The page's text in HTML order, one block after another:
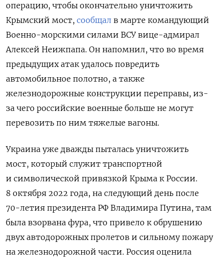
операцию, чтобы окончательно уничтожить
Крымский мост, сообщал в марте командующий
Военно-морскими силами ВСУ вице-адмирал
Алексей Неижпапа. Он напомнил, что во время
предыдущих атак удалось повредить
автомобильное полотно, а также
железнодорожные конструкции переправы, из-
за чего российские военные больше не могут
перевозить по ним тяжелые вагоны.
Украина уже дважды пыталась уничтожить
мост, который служит транспортной
и символической привязкой Крыма к России.
8 октября 2022 года, на следующий день после
70-летия президента РФ Владимира Путина, там
была взорвана фура, что привело к обрушению
двух автодорожных пролетов и сильному пожару
на железнодорожной части. Россия оценила